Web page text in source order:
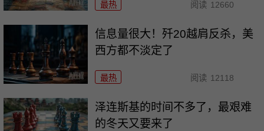
最热 阅读 12660
信息量很大！歼20越肩反杀，美
西方都不淡定了
最热 阅读 12118
泽连斯基的时间不多了，最艰难
的冬天又要来了